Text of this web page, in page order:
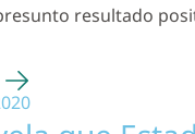
resultado